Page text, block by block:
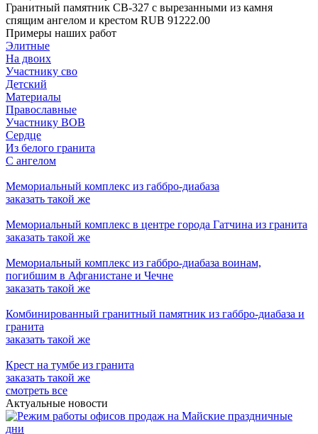
Гранитный памятник СВ-327 с вырезанными из камня
спящим ангелом и крестом RUB 91222.00
Примеры наших работ
Элитные
На двоих
Участнику сво
Детский
Материалы
Православные
Участнику ВОВ
Сердце
Из белого гранита
С ангелом
Мемориальный комплекс из габбро-диабаза
заказать такой же
Мемориальный комплекс в центре города Гатчина из гранита
заказать такой же
Мемориальный комплекс из габбро-диабаза воинам,
погибшим в Афганистане и Чечне
заказать такой же
Комбинированный гранитный памятник из габбро-диабаза и
гранита
заказать такой же
Крест на тумбе из гранита
заказать такой же
смотреть все
Актуальные новости